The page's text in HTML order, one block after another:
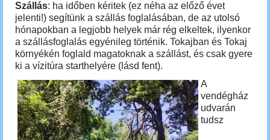
Szállás: ha időben kéritek (ez néha az előző évet
jelenti!) segítünk a szállás foglalásában, de az utolsó
hónapokban a legjobb helyek már rég elkeltek, ilyenkor
a szállásfoglalás egyénileg történik. Tokajban és Tokaj
környékén foglald magatoknak a szállást, és csak gyere
ki a vízitúra starthelyére (lásd fent).
A
vendégház
udvarán
tudsz